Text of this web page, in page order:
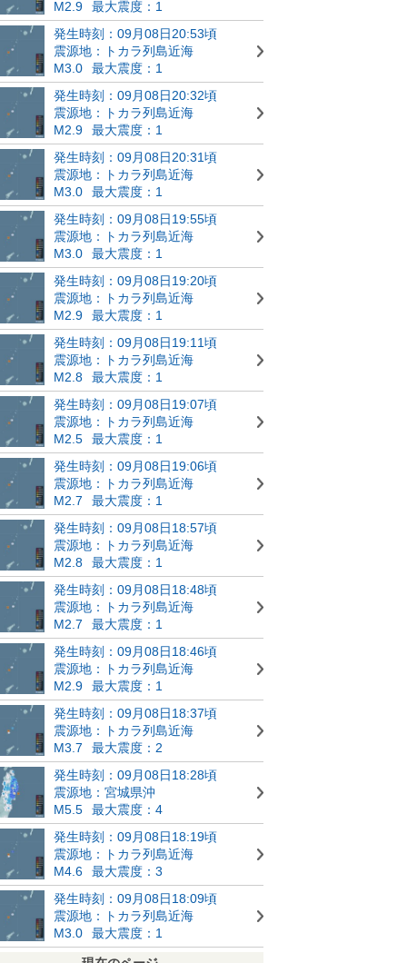
M2.9
最大震度：1
発生時刻：09月08日20:53頃
震源地：トカラ列島近海
M3.0
最大震度：1
発生時刻：09月08日20:32頃
震源地：トカラ列島近海
M2.9
最大震度：1
発生時刻：09月08日20:31頃
震源地：トカラ列島近海
M3.0
最大震度：1
発生時刻：09月08日19:55頃
震源地：トカラ列島近海
M3.0
最大震度：1
発生時刻：09月08日19:20頃
震源地：トカラ列島近海
M2.9
最大震度：1
発生時刻：09月08日19:11頃
震源地：トカラ列島近海
M2.8
最大震度：1
発生時刻：09月08日19:07頃
震源地：トカラ列島近海
M2.5
最大震度：1
発生時刻：09月08日19:06頃
震源地：トカラ列島近海
M2.7
最大震度：1
発生時刻：09月08日18:57頃
震源地：トカラ列島近海
M2.8
最大震度：1
発生時刻：09月08日18:48頃
震源地：トカラ列島近海
M2.7
最大震度：1
発生時刻：09月08日18:46頃
震源地：トカラ列島近海
M2.9
最大震度：1
発生時刻：09月08日18:37頃
震源地：トカラ列島近海
M3.7
最大震度：2
発生時刻：09月08日18:28頃
震源地：宮城県沖
M5.5
最大震度：4
発生時刻：09月08日18:19頃
震源地：トカラ列島近海
M4.6
最大震度：3
発生時刻：09月08日18:09頃
震源地：トカラ列島近海
M3.0
最大震度：1